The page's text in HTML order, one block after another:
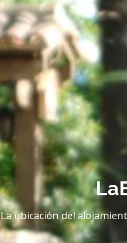
La ubicación del